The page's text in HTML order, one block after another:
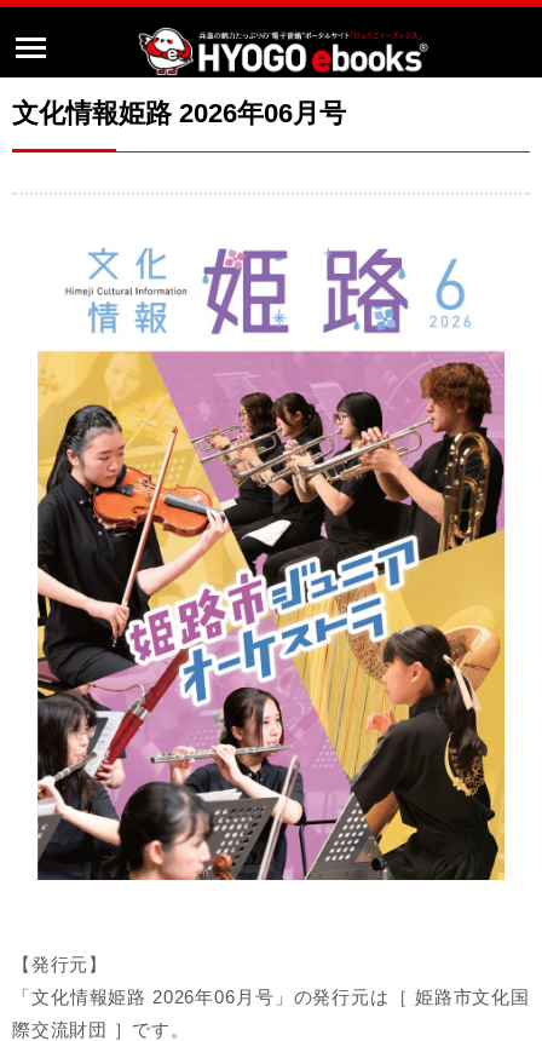
文化情報姫路 2026年06月号
【発行元】
「文化情報姫路 2026年06月号」の発行元は［ 姫路市文化国
際交流財団 ］です。